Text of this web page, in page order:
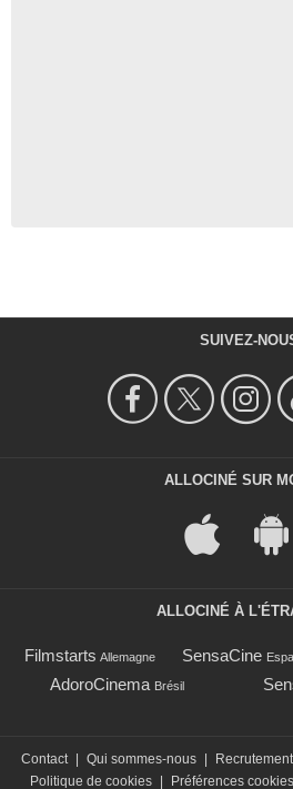
SUIVEZ-
ALLOCINÉ SUR
ALLOCINÉ À
Filmstarts Allemagne SensaCine
AdoroCinema Brésil
Contact Qui sommes-nous Recrutement
Politique de cookies
Préférences cookies